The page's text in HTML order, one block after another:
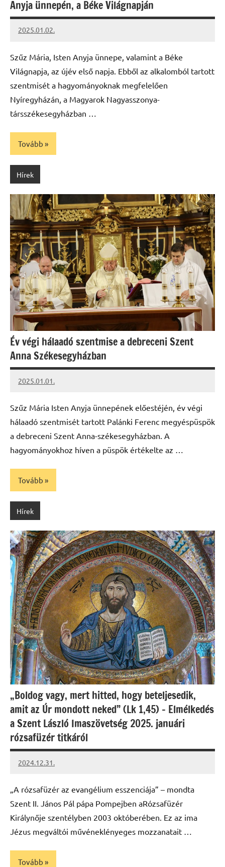
Anyja ünnepén, a Béke Világnapján
2025.01.02.
kovacs.agi
Szűz Mária, Isten Anyja ünnepe, valamint a Béke
Világnapja, az újév első napja. Ebből az alkalomból tartott
szentmisét a hagyományoknak megfelelően
Nyíregyházán, a Magyarok Nagyasszonya-
társszékesegyházban …
Tovább
Hírek
Év végi hálaadó szentmise a debreceni Szent
Anna Székesegyházban
2025.01.01.
kovacs.agi
Szűz Mária Isten Anyja ünnepének előestéjén, év végi
hálaadó szentmisét tartott Palánki Ferenc megyéspüspök
a debreceni Szent Anna-székesegyházban. A
hagyományokhoz híven a püspök értékelte az …
Tovább
Hírek
„Boldog vagy, mert hitted, hogy beteljesedik,
amit az Úr mondott neked” (Lk 1,45) – Elmélkedés
a Szent László Imaszövetség 2025. januári
rózsafüzér titkáról
2024.12.31.
kovacs.agi
„A rózsafüzér az evangélium esszenciája” – mondta
Szent II. János Pál pápa Pompejben aRózsafüzér
Királynője szentélyben 2003 októberében. Ez az ima
Jézus megváltói művéneklényeges mozzanatait …
Tovább